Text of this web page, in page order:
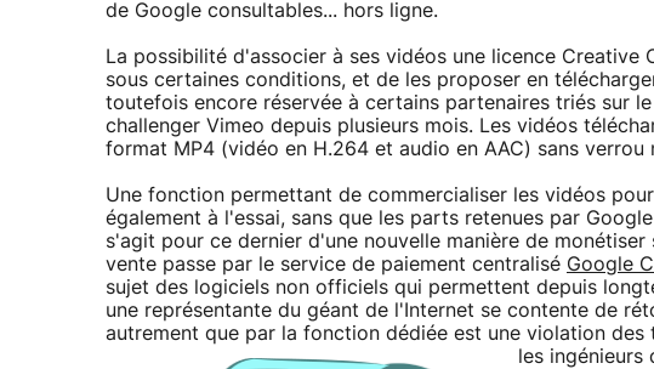
de Google consultables... hors ligne.
La possibilité d'associer à ses vidéos une licence
sous certaines conditions, et de les proposer en
toutefois encore réservée à certains partenaires triés sur
challenger Vimeo depuis plusieurs mois. Les vidéos
format MP4 (vidéo en H.264 et audio en AAC) sans verrou
Une fonction permettant de commercialiser les vidéos
également à l'essai, sans que les parts retenues par
s'agit pour ce dernier d'une nouvelle manière de
vente passe par le service de paiement centralisé Google
sujet des logiciels non officiels qui permettent depuis
une représentante du géant de l'Internet se contente de
autrement que par la fonction dédiée est une violation des
les